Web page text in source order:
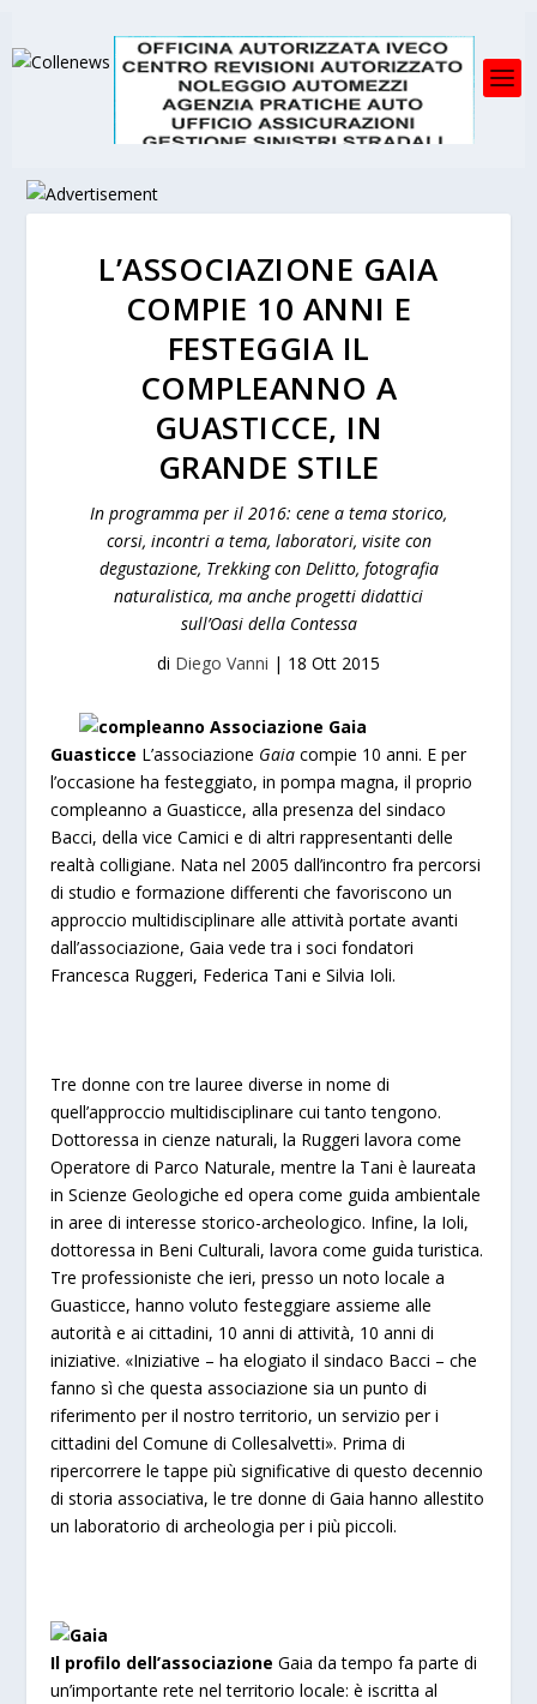
L’ASSOCIAZIONE GAIA
COMPIE 10 ANNI E
FESTEGGIA IL
COMPLEANNO A
GUASTICCE, IN
GRANDE STILE
In programma per il 2016: cene a tema storico,
corsi, incontri a tema, laboratori, visite con
degustazione, Trekking con Delitto, fotografia
naturalistica, ma anche progetti didattici
sull’Oasi della Contessa
di Diego Vanni | 18 Ott 2015
Guasticce L’associazione Gaia compie 10 anni. E per
l’occasione ha festeggiato, in pompa magna, il proprio
compleanno a Guasticce, alla presenza del sindaco
Bacci, della vice Camici e di altri rappresentanti delle
realtà colligiane. Nata nel 2005 dall’incontro fra percorsi
di studio e formazione differenti che favoriscono un
approccio multidisciplinare alle attività portate avanti
dall’associazione, Gaia vede tra i soci fondatori
Francesca Ruggeri, Federica Tani e Silvia Ioli.
Tre donne con tre lauree diverse in nome di
quell’approccio multidisciplinare cui tanto tengono.
Dottoressa in cienze naturali, la Ruggeri lavora come
Operatore di Parco Naturale, mentre la Tani è laureata
in Scienze Geologiche ed opera come guida ambientale
in aree di interesse storico-archeologico. Infine, la Ioli,
dottoressa in Beni Culturali, lavora come guida turistica.
Tre professioniste che ieri, presso un noto locale a
Guasticce, hanno voluto festeggiare assieme alle
autorità e ai cittadini, 10 anni di attività, 10 anni di
iniziative. «Iniziative – ha elogiato il sindaco Bacci – che
fanno sì che questa associazione sia un punto di
riferimento per il nostro territorio, un servizio per i
cittadini del Comune di Collesalvetti». Prima di
ripercorrere le tappe più significative di questo decennio
di storia associativa, le tre donne di Gaia hanno allestito
un laboratorio di archeologia per i più piccoli.
Il profilo dell’associazioneGaia da tempo fa parte di
un’importante rete nel territorio locale: è iscritta al